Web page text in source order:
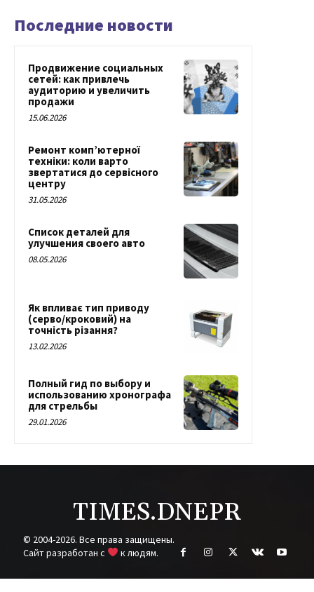
Последние новости
Продвижение социальных
сетей: как привлечь
аудиторию и увеличить
продажи
15.06.2026
Ремонт комп’ютерної
техніки: коли варто
звертатися до сервісного
центру
31.05.2026
Список деталей для
улучшения своего авто
08.05.2026
Як впливає тип приводу
(серво/кроковий) на
точність різання?
13.02.2026
Полный гид по выбору и
использованию хронографа
для стрельбы
29.01.2026
TIMES.DNEPR
© 2004-2026. Все права защищены.
Cайт разработан с
к людям.